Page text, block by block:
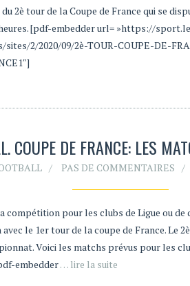
2è tour de la Coupe de France qui se
[pdf-embedder url= »https://
2/2020/09/2è-TOUR-COUPE-DE-
COUPE DE FRANCE: LES
PAS DE COMMENTAIRES
compétition pour les clubs de Ligue ou de
le 1er tour de la coupe de France. Le
Voici les matchs prévus pour les
embedder… lire la suite